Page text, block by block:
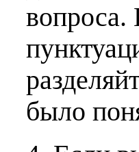
вопроса.
было